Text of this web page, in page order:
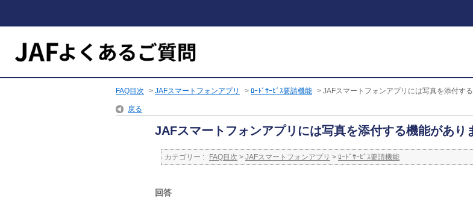
FAQ目次 > JAFスマートフォンアプリ > ﾛｰﾄﾞｻｰﾋﾞｽ要請機能 > JAFスマートフォンアプリには写真を添付す
戻る
JAFスマートフォンアプリには写真を添付する機能があり
カテゴリー : FAQ目次 > JAFスマートフォンアプリ > ﾛｰﾄﾞｻｰﾋﾞｽ要請機能
回答